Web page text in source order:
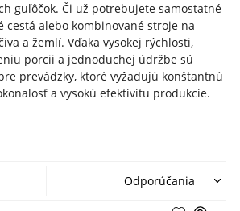
guľôčok. Či už potrebujete samostatné
cestá alebo kombinované stroje na
a žemlí. Vďaka vysokej rýchlosti,
porcii a jednoduchej údržbe sú
prevádzky, ktoré vyžadujú konštantnú
a vysokú efektivitu produkcie.